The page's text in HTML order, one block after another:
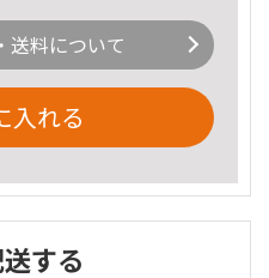
送料について
入れる
する